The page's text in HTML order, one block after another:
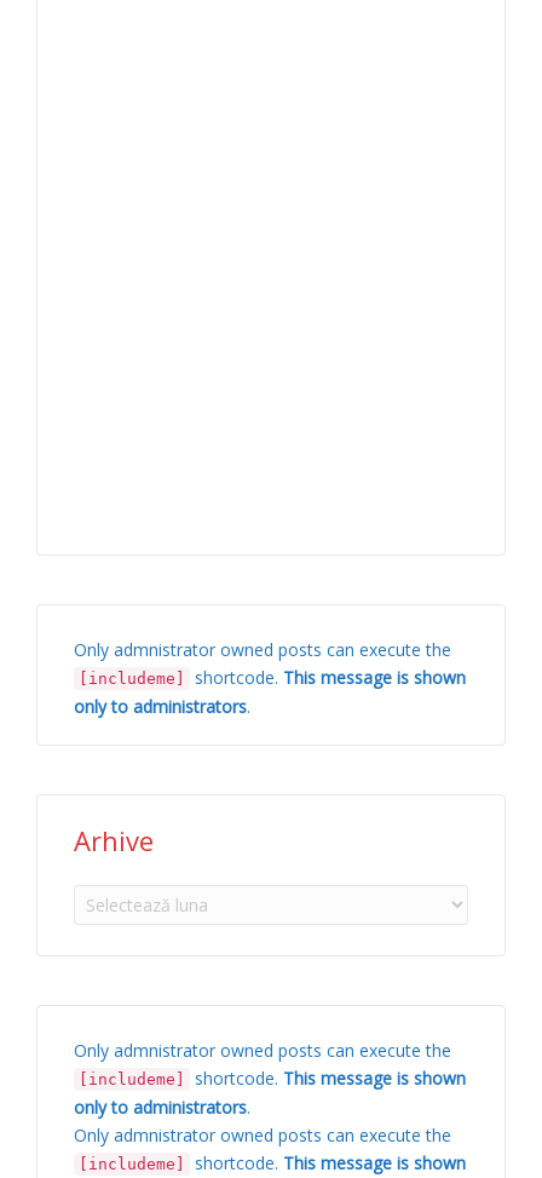
Only admnistrator owned posts can execute the
[includeme] shortcode. This message is shown
only to administrators.
Arhive
Arhive
Only admnistrator owned posts can execute the
[includeme] shortcode. This message is shown
only to administrators.
Only admnistrator owned posts can execute the
[includeme] shortcode. This message is shown